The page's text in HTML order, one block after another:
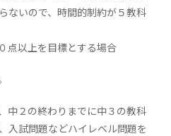
ないので、時間的制約が５教科
点以上を目標とする場合
中２の終わりまでに中３の教科
入試問題などハイレベル問題を